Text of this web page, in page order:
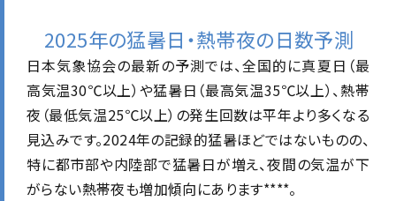
2025年の猛暑日・熱帯夜の日数予測
日本気象協会の最新の予測では、全国的に真夏日（最
高気温30℃以上）や猛暑日（最高気温35℃以上）、熱帯
夜（最低気温25℃以上）の発生回数は平年より多くなる
見込みです。2024年の記録的猛暑ほどではないものの、
特に都市部や内陸部で猛暑日が増え、夜間の気温が下
がらない熱帯夜も増加傾向にあります****。